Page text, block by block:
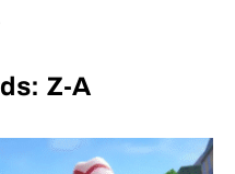
Z-A